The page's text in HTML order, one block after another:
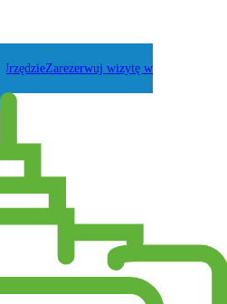
Zarezerwuj wizytę w